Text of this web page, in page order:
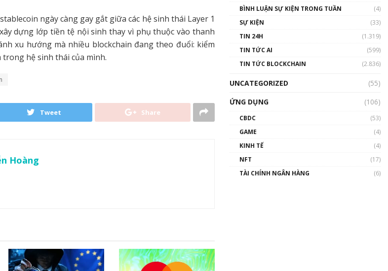
ngày càng gay gắt giữa các hệ sinh thái Layer 1
dựng lớp tiền tệ nội sinh thay vì phụ thuộc vào thanh
xu hướng mà nhiều blockchain đang theo đuổi: kiểm
hệ sinh thái của mình.
Tweet Share
Hoàng
Talkshow 14: MemeCoin –
BÌNH LUẬN SỰ KIỆN TRONG TUẦN
(4)
SỰ KIỆN
(33)
TIN 24H
(1.319)
TIN TỨC AI
(599)
TIN TỨC BLOCKCHAIN
(2.836)
UNCATEGORIZED
(55)
ỨNG DỤNG
(106)
CBDC
(53)
GAME
(4)
KINH TẾ
(4)
NFT
(17)
TÀI CHÍNH NGÂN HÀNG
(6)